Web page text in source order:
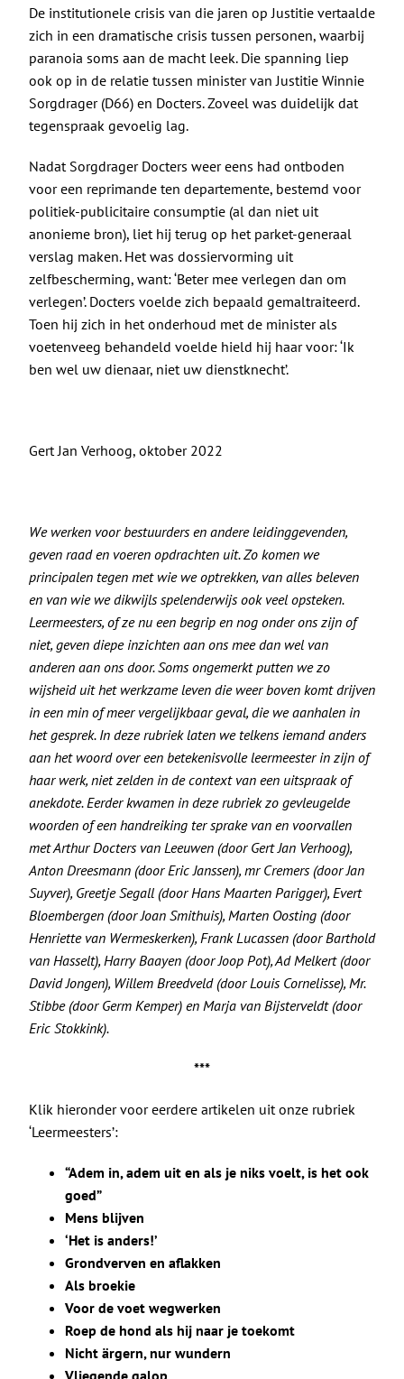
De institutionele crisis van die jaren op Justitie vertaalde
zich in een dramatische crisis tussen personen, waarbij
paranoia soms aan de macht leek. Die spanning liep
ook op in de relatie tussen minister van Justitie Winnie
Sorgdrager (D66) en Docters. Zoveel was duidelijk dat
tegenspraak gevoelig lag.
Nadat Sorgdrager Docters weer eens had ontboden
voor een reprimande ten departemente, bestemd voor
politiek-publicitaire consumptie (al dan niet uit
anonieme bron), liet hij terug op het parket-generaal
verslag maken. Het was dossiervorming uit
zelfbescherming, want: ‘Beter mee verlegen dan om
verlegen’. Docters voelde zich bepaald gemaltraiteerd.
Toen hij zich in het onderhoud met de minister als
voetenveeg behandeld voelde hield hij haar voor: ‘Ik
ben wel uw dienaar, niet uw dienstknecht’.
Gert Jan Verhoog, oktober 2022
We werken voor bestuurders en andere leidinggevenden,
geven raad en voeren opdrachten uit. Zo komen we
principalen tegen met wie we optrekken, van alles beleven
en van wie we dikwijls spelenderwijs ook veel opsteken.
Leermeesters, of ze nu een begrip en nog onder ons zijn of
niet, geven diepe inzichten aan ons mee dan wel van
anderen aan ons door. Soms ongemerkt putten we zo
wijsheid uit het werkzame leven die weer boven komt drijven
in een min of meer vergelijkbaar geval, die we aanhalen in
het gesprek. In deze rubriek laten we telkens iemand anders
aan het woord over een betekenisvolle leermeester in zijn of
haar werk, niet zelden in de context van een uitspraak of
anekdote. Eerder kwamen in deze rubriek zo gevleugelde
woorden of een handreiking ter sprake van en voorvallen
met Arthur Docters van Leeuwen (door Gert Jan Verhoog),
Anton Dreesmann (door Eric Janssen), mr Cremers (door Jan
Suyver), Greetje Segall (door Hans Maarten Parigger), Evert
Bloembergen (door Joan Smithuis), Marten Oosting (door
Henriette van Wermeskerken), Frank Lucassen (door Barthold
van Hasselt), Harry Baayen (door Joop Pot), Ad Melkert (door
David Jongen), Willem Breedveld (door Louis Cornelisse), Mr.
Stibbe (door Germ Kemper) en Marja van Bijsterveldt (door
Eric Stokkink).
***
Klik hieronder voor eerdere artikelen uit onze rubriek
‘Leermeesters’:
“Adem in, adem uit en als je niks voelt, is het ook
goed”
Mens blijven
‘Het is anders!’
Grondverven en aflakken
Als broekie
Voor de voet wegwerken
Roep de hond als hij naar je toekomt
Nicht ärgern, nur wundern
Vliegende galop